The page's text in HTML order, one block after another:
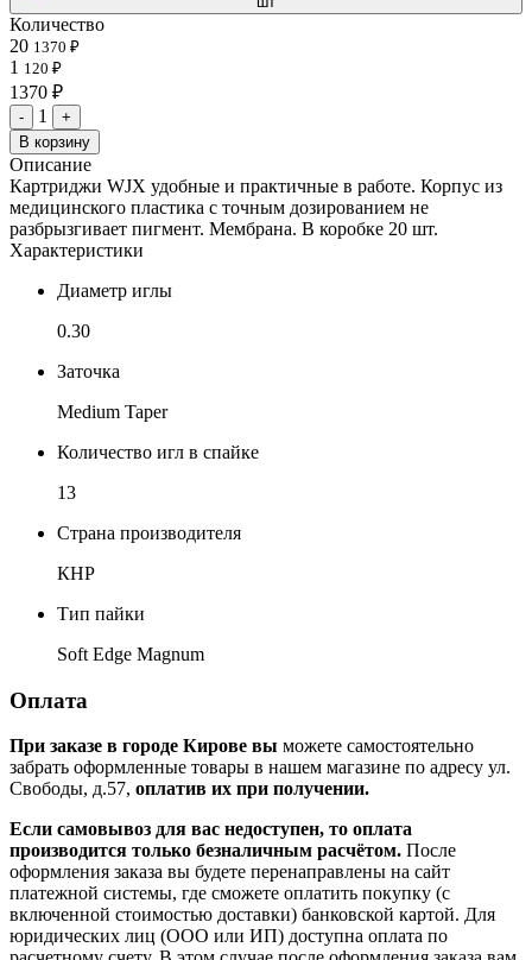
Количество
20 1370 ₽
1 120 ₽
1370 ₽
- 1
+
В корзину
Описание
Картриджи WJX удобные и практичные в работе. Корпус из
медицинского пластика с точным дозированием не
разбрызгивает пигмент. Мембрана. В коробке 20 шт.
Характеристики
Диаметр иглы
0.30
Заточка
Medium Taper
Количество игл в спайке
13
Страна производителя
КНР
Тип пайки
Soft Edge Magnum
Оплата
При заказе в городе Кирове вы можете самостоятельно
забрать оформленные товары в нашем магазине по адресу ул.
Свободы, д.57, оплатив их при получении.
Если самовывоз для вас недоступен, то оплата
производится только безналичным расчётом. После
оформления заказа вы будете перенаправлены на сайт
платежной системы, где сможете оплатить покупку (с
включенной стоимостью доставки) банковской картой. Для
юридических лиц (ООО или ИП) доступна оплата по